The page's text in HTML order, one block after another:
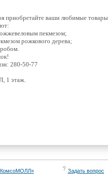
приобретайте ваши любимые
пекмезом;
рожкового дерева;
280-50-77
1 этаж.
Задать вопрос